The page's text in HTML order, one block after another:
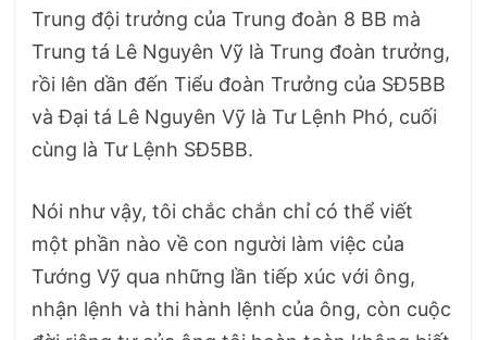
Trung đội trưởng của Trung đoàn 8 BB mà
Trung tá Lê Nguyên Vỹ là Trung đoàn trưởng,
rồi lên dần đến Tiểu đoàn Trưởng của SĐ5BB
và Đại tá Lê Nguyên Vỹ là Tư Lệnh Phó, cuối
cùng là Tư Lệnh SĐ5BB.
Nói như vậy, tôi chắc chắn chỉ có thể viết
một phần nào về con người làm việc của
Tướng Vỹ qua những lần tiếp xúc với ông,
nhận lệnh và thi hành lệnh của ông, còn cuộc